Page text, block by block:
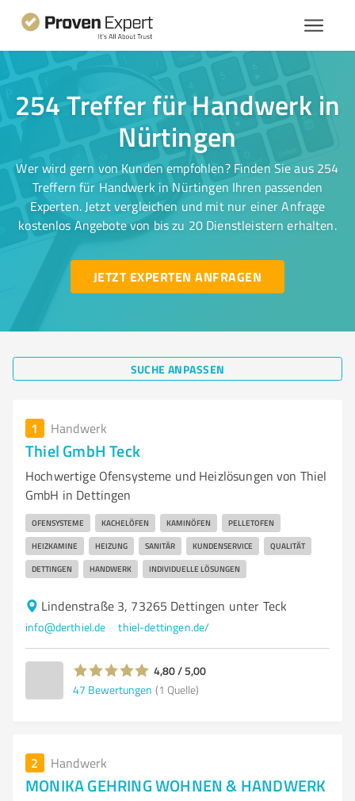
254 Treffer für Handwerk in
Nürtingen
Wer wird gern von Kunden empfohlen? Finden Sie aus 254
Treffern für Handwerk in Nürtingen Ihren passenden
Experten. Jetzt vergleichen und mit nur einer Anfrage
kostenlos Angebote von bis zu 20 Dienstleistern erhalten.
JETZT EXPERTEN ANFRAGEN
SUCHE ANPASSEN
1 Handwerk
Thiel GmbH Teck
Hochwertige Ofensysteme und Heizlösungen von Thiel
GmbH in Dettingen
OFENSYSTEME KACHELÖFEN KAMINÖFEN PELLETOFEN
HEIZKAMINE HEIZUNG SANITÄR KUNDENSERVICE QUALITÄT
DETTINGEN HANDWERK INDIVIDUELLE LÖSUNGEN
Lindenstraße 3, 73265 Dettingen unter Teck
info@derthiel.de thiel-dettingen.de/
4,80 / 5,00
47 Bewertungen (1 Quelle)
2 Handwerk
MONIKA GEHRING WOHNEN & HANDWERK